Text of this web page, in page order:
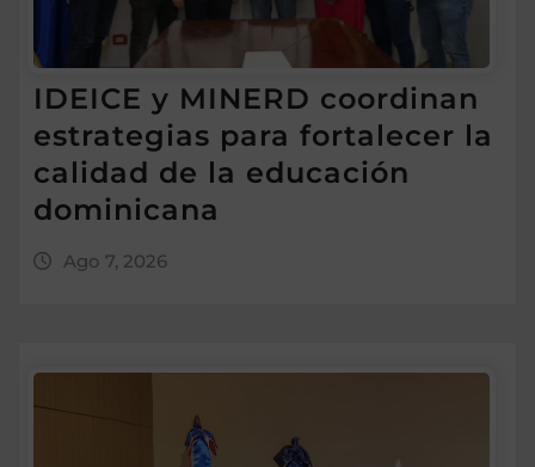
IDEICE y MINERD coordinan
estrategias para fortalecer la
calidad de la educación
dominicana
Ago 7, 2026